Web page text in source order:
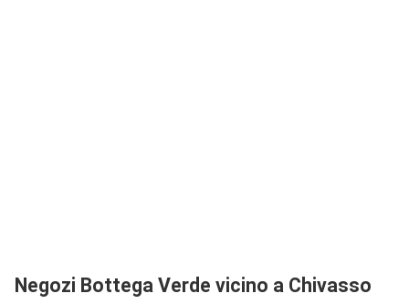
Negozi Bottega Verde vicino a Chivasso